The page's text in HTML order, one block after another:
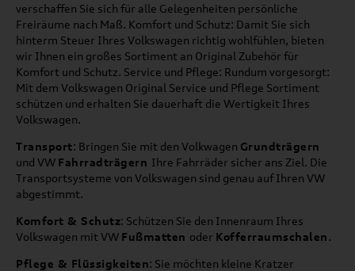
verschaffen Sie sich für alle Gelegenheiten persönliche
Freiräume nach Maß. Komfort und Schutz: Damit Sie sich
hinterm Steuer Ihres Volkswagen richtig wohlfühlen, bieten
wir Ihnen ein großes Sortiment an Original Zubehör für
Komfort und Schutz. Service und Pflege: Rundum vorgesorgt:
Mit dem Volkswagen Original Service und Pflege Sortiment
schützen und erhalten Sie dauerhaft die Wertigkeit Ihres
Volkswagen.
Transport: Bringen Sie mit den Volkwagen Grundträgern
und VW Fahrradträgern Ihre Fahrräder sicher ans Ziel. Die
Transportsysteme von Volkswagen sind genau auf Ihren VW
abgestimmt.
Komfort & Schutz: Schützen Sie den Innenraum Ihres
Volkswagen mit VW Fußmatten oder Kofferraumschalen.
Pflege & Flüssigkeiten: Sie möchten kleine Kratzer